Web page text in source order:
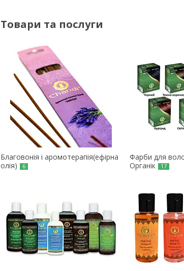
Товари та послуги
Благовонія і аромотерапія(ефірна
олія)
6
Фарби для
Органік
17